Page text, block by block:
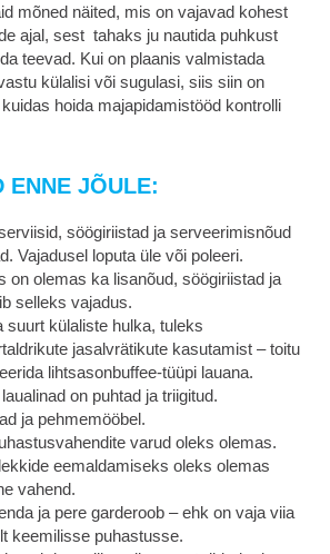
mõned näited, mis on vajavad kohest
ajal, sest tahaks ju nautida puhkust
teevad. Kui on plaanis valmistada
külalisi või sugulasi, siis siin on
hoida majapidamistööd kontrolli
ENNE JÕULE:
söögiriistad ja serveerimisnõud
Vajadusel loputa üle või poleeri.
on olemas ka lisanõud, söögiriistad ja
selleks vajadus.
suurt külaliste hulka, tuleks
jasalvrätikute kasutamist – toitu
lihtsasonbuffee-tüüpi lauana.
on puhtad ja triigitud.
ja pehmemööbel.
varud oleks olemas.
eemaldamiseks oleks olemas
vahend.
ja pere garderoob – ehk on vaja viia
keemilisse puhastusse.